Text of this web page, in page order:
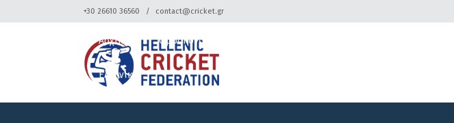
+30 26610 36560 contact@cricket.gr
Αρχική Ομοσπονδία
Ελληνικά